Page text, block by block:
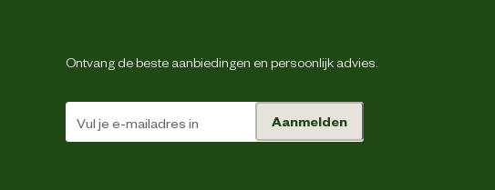
Ontvang de beste aanbiedingen en persoonlijk advies.
Aanmelden